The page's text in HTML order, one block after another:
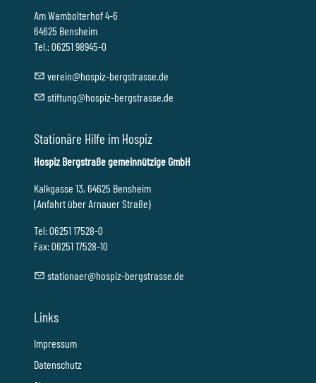
Am Wambolterhof 4-6
64625 Bensheim
Tel.: 06251 98945-0
v r n h sp z-b rgstr ss d
stft ng h sp z-b rgstr ss d
Stationäre Hilfe im Hospiz
Hospiz Bergstraße gemeinnützige GmbH
Kalkgasse 13, 64625 Bensheim
(Anfahrt über Arnauer Straße)
Tel: 06251 17528-0
Fax: 06251 17528-10
st t n r h sp z-b rgstr ss d
Links
Impressum
Datenschutz